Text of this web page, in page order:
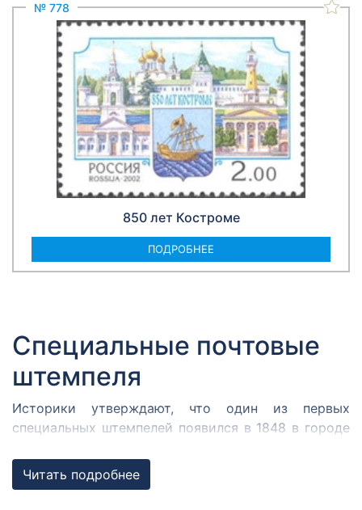
№ 778
850 лет Костроме
ПОДРОБНЕЕ
Специальные почтовые
штемпеля
Историки утверждают, что один из первых
специальных штемпелей появился в 1848 в городе
собрался Кромержижский парламент.
Парламентарии решили отметить его работу
Читать подробнее